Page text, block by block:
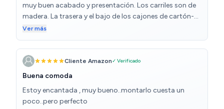
muy buen acabado y presentación. Los carriles son de
madera. La trasera y el bajo de los cajones de cartón-
piedra (como en otros muebles de madera). Las piezas
encajan bien. Necesité casi 4 horas para el montaje
siguiendo las instrucciones -importante debido a la
variedad de tornillería-. AVISO: el marco debe montarse
con 4 tornillos que vienen aparte (añadidos por el
se hace así se corre el riesgo de dañarlo. Muy contento
con el resultado, guarda muy buena relación
Ver más
Cliente Amazon✓ Verificado
Buena comoda
Estoy encantada , muy bueno..montarlo cuesta un
poco..pero perfecto